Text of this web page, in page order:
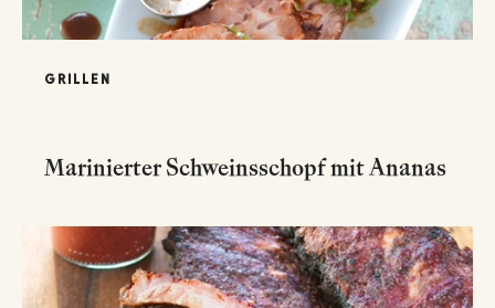
GRILLEN
Marinierter Schweinsschopf mit Ananas